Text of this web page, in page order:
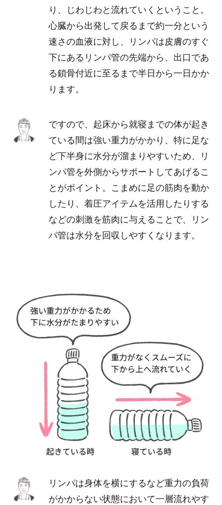
り、じわじわと流れていくということ。
心臓から出発して戻るまで約一分という
速さの血液に対し、リンパは皮膚のすぐ
下にあるリンパ管の先端から、出口であ
る鎖骨付近に至るまで半日から一日かか
ります。
ですので、起床から就寝までの体が起き
ている間は強い重力がかかり、特に足な
ど下半身に水分が溜まりやすいため、リ
ンパ管を外側からサポートしてあげるこ
とがポイント。こまめに足の筋肉を動か
したり、着圧アイテムを活用したりする
などの刺激を筋肉に与えることで、リン
パ管は水分を回収しやすくなります。
リンパは身体を横にするなど重力の負荷
がかからない状態において一層流れやす